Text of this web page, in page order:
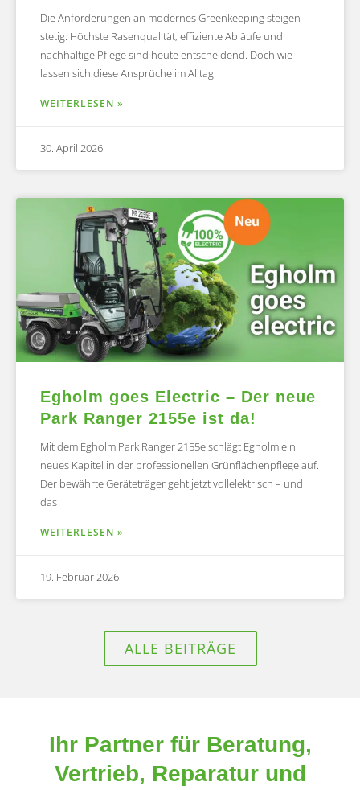
Die Anforderungen an modernes Greenkeeping steigen
stetig: Höchste Rasenqualität, effiziente Abläufe und
nachhaltige Pflege sind heute entscheidend. Doch wie
lassen sich diese Ansprüche im Alltag
WEITERLESEN »
30. April 2026
Egholm goes Electric – Der neue
Park Ranger 2155e ist da!
Mit dem Egholm Park Ranger 2155e schlägt Egholm ein
neues Kapitel in der professionellen Grünflächenpflege auf.
Der bewährte Geräteträger geht jetzt vollelektrisch – und
das
WEITERLESEN »
19. Februar 2026
ALLE BEITRÄGE
Ihr Partner für Beratung,
Vertrieb, Reparatur und